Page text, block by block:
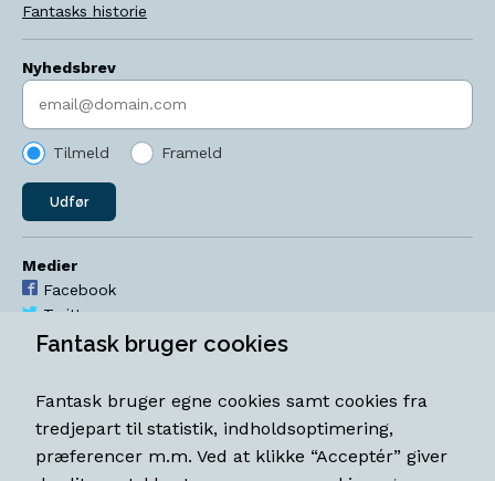
Fantasks historie
Nyhedsbrev
Indtast søgeord
Tilmeld Frameld
Udfør
Medier
Facebook
Twitter
YouTube
Åbningstider
Mandag-torsdag 11-18
Fredag 11-18.30
Fantask bruger cookies
Fantask bruger egne cookies samt cookies fra
tredjepart til statistik, indholdsoptimering,
præferencer m.m. Ved at klikke “Acceptér” giver